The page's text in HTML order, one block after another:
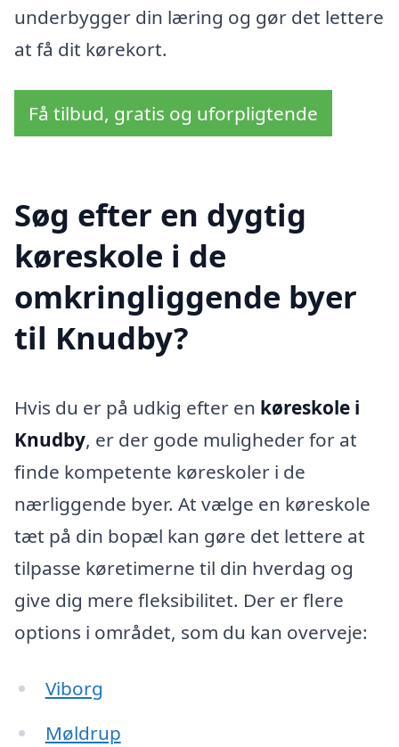
underbygger din læring og gør det lettere
at få dit kørekort.
Få tilbud, gratis og uforpligtende
Søg efter en dygtig
køreskole i de
omkringliggende byer
til Knudby?
Hvis du er på udkig efter en køreskole i
Knudby, er der gode muligheder for at
finde kompetente køreskoler i de
nærliggende byer. At vælge en køreskole
tæt på din bopæl kan gøre det lettere at
tilpasse køretimerne til din hverdag og
give dig mere fleksibilitet. Der er flere
options i området, som du kan overveje:
Viborg
Møldrup